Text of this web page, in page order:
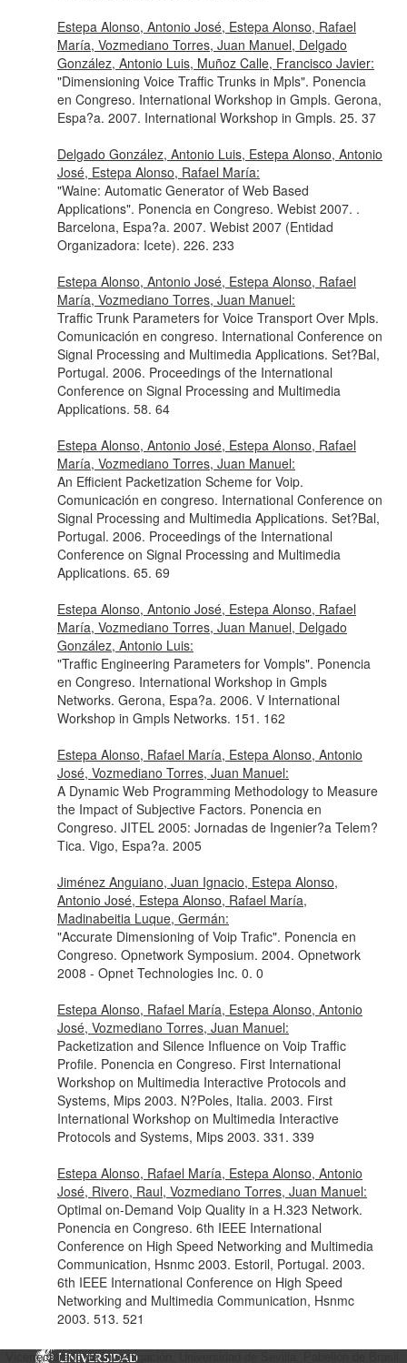
Estepa Alonso, Antonio José, Estepa Alonso, Rafael
María, Vozmediano Torres, Juan Manuel, Delgado
González, Antonio Luis, Muñoz Calle, Francisco Javier:
"Dimensioning Voice Traffic Trunks in Mpls". Ponencia
en Congreso. International Workshop in Gmpls. Gerona,
Espa?a. 2007. International Workshop in Gmpls. 25. 37
Delgado González, Antonio Luis, Estepa Alonso, Antonio
José, Estepa Alonso, Rafael María:
"Waine: Automatic Generator of Web Based
Applications". Ponencia en Congreso. Webist 2007. .
Barcelona, Espa?a. 2007. Webist 2007 (Entidad
Organizadora: Icete). 226. 233
Estepa Alonso, Antonio José, Estepa Alonso, Rafael
María, Vozmediano Torres, Juan Manuel:
Traffic Trunk Parameters for Voice Transport Over Mpls.
Comunicación en congreso. International Conference on
Signal Processing and Multimedia Applications. Set?Bal,
Portugal. 2006. Proceedings of the International
Conference on Signal Processing and Multimedia
Applications. 58. 64
Estepa Alonso, Antonio José, Estepa Alonso, Rafael
María, Vozmediano Torres, Juan Manuel:
An Efficient Packetization Scheme for Voip.
Comunicación en congreso. International Conference on
Signal Processing and Multimedia Applications. Set?Bal,
Portugal. 2006. Proceedings of the International
Conference on Signal Processing and Multimedia
Applications. 65. 69
Estepa Alonso, Antonio José, Estepa Alonso, Rafael
María, Vozmediano Torres, Juan Manuel, Delgado
González, Antonio Luis:
"Traffic Engineering Parameters for Vompls". Ponencia
en Congreso. International Workshop in Gmpls
Networks. Gerona, Espa?a. 2006. V International
Workshop in Gmpls Networks. 151. 162
Estepa Alonso, Rafael María, Estepa Alonso, Antonio
José, Vozmediano Torres, Juan Manuel:
A Dynamic Web Programming Methodology to Measure
the Impact of Subjective Factors. Ponencia en
Congreso. JITEL 2005: Jornadas de Ingenier?a Telem?
Tica. Vigo, Espa?a. 2005
Jiménez Anguiano, Juan Ignacio, Estepa Alonso,
Antonio José, Estepa Alonso, Rafael María,
Madinabeitia Luque, Germán:
"Accurate Dimensioning of Voip Trafic". Ponencia en
Congreso. Opnetwork Symposium. 2004. Opnetwork
2008 - Opnet Technologies Inc. 0. 0
Estepa Alonso, Rafael María, Estepa Alonso, Antonio
José, Vozmediano Torres, Juan Manuel:
Packetization and Silence Influence on Voip Traffic
Profile. Ponencia en Congreso. First International
Workshop on Multimedia Interactive Protocols and
Systems, Mips 2003. N?Poles, Italia. 2003. First
International Workshop on Multimedia Interactive
Protocols and Systems, Mips 2003. 331. 339
Estepa Alonso, Rafael María, Estepa Alonso, Antonio
José, Rivero, Raul, Vozmediano Torres, Juan Manuel:
Optimal on-Demand Voip Quality in a H.323 Network.
Ponencia en Congreso. 6th IEEE International
Conference on High Speed Networking and Multimedia
Communication, Hsnmc 2003. Estoril, Portugal. 2003.
6th IEEE International Conference on High Speed
Networking and Multimedia Communication, Hsnmc
2003. 513. 521
Estepa Alonso, Antonio José, Estepa Alonso, Rafael
Vicerrectorado de Investigación. Universidad de Sevilla. Pabellón de Brasil.